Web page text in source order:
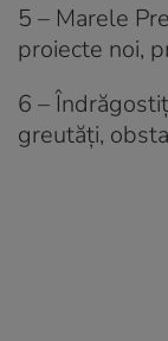
5 – Marele
proiecte noi,
6 –
greutăți,